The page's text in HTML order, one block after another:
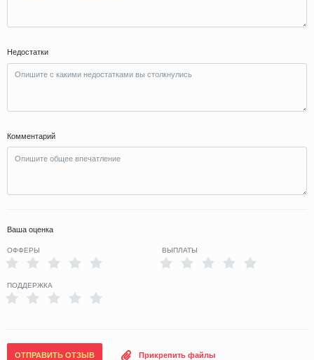
Недостатки
Комментарий
Ваша оценка
ОФФЕРЫ ВЫПЛАТЫ
ПОДДЕРЖКА
ОТПРАВИТЬ ОТЗЫВ Прикрепить файлы